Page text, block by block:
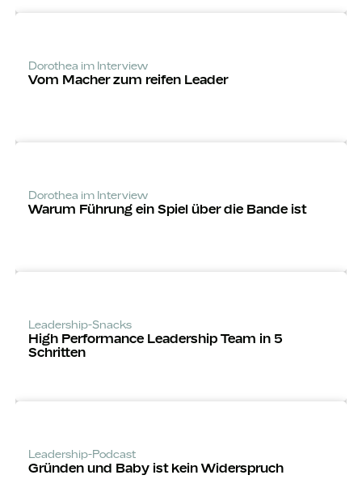
Dorothea im Interview
Vom Macher zum reifen Leader
Dorothea im Interview
Warum Führung ein Spiel über die Bande ist
Leadership-Snacks
High Performance Leadership Team in 5
Schritten
Leadership-Podcast
Gründen und Baby ist kein Widerspruch